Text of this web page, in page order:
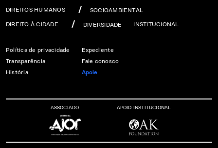
DIREITOS HUMANOS SOCIOAMBIENTAL
DIREITO À CIDADE DIVERSIDADE INSTITUCIONAL
Política de privacidade
Transparência
História
Expediente
Fale conosco
Apoie
ASSOCIADO APOIO INSTITUCIONAL